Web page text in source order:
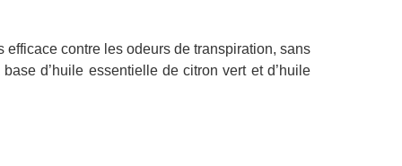
contre les odeurs de transpiration, sans
d’huile essentielle de citron vert et d’huile